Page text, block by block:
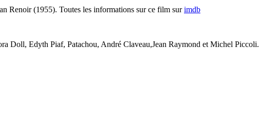
Renoir (1955). Toutes les informations sur ce film surimdb
Doll, Edyth Piaf, Patachou, André Claveau,Jean Raymond et Michel Piccoli.